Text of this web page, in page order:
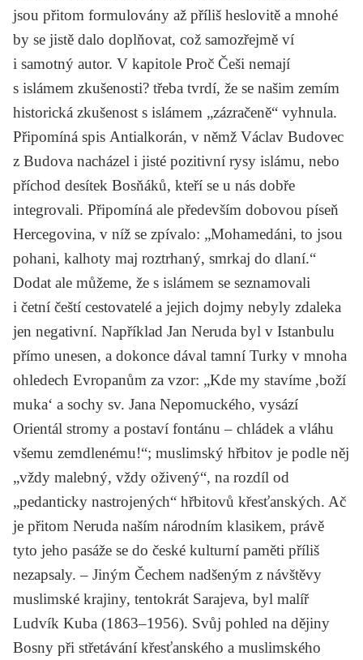
jsou přitom formulovány až příliš heslovitě a mnohé
by se jistě dalo doplňovat, což samozřejmě ví
i samotný autor. V kapitole Proč Češi nemají
s islámem zkušenosti? třeba tvrdí, že se našim zemím
historická zkušenost s islámem „zázračeně“ vyhnula.
Připomíná spis Antialkorán, v němž Václav Budovec
z Budova nacházel i jisté pozitivní rysy islámu, nebo
příchod desítek Bosňáků, kteří se u nás dobře
integrovali. Připomíná ale především dobovou píseň
Hercegovina, v níž se zpívalo: „Mohamedáni, to jsou
pohani, kalhoty maj roztrhaný, smrkaj do dlaní.“
Dodat ale můžeme, že s islámem se seznamovali
i četní čeští cestovatelé a jejich dojmy nebyly zdaleka
jen negativní. Například Jan Neruda byl v Istanbulu
přímo unesen, a dokonce dával tamní Turky v mnoha
ohledech Evropanům za vzor: „Kde my stavíme ,boží
muka‘ a sochy sv. Jana Nepomuckého, vysází
Orientál stromy a postaví fontánu – chládek a vláhu
všemu zemdlenému!“; muslimský hřbitov je podle něj
„vždy malebný, vždy oživený“, na rozdíl od
„pedanticky nastrojených“ hřbitovů křesťanských. Ač
je přitom Neruda naším národním klasikem, právě
tyto jeho pasáže se do české kulturní paměti příliš
nezapsaly. – Jiným Čechem nadšeným z návštěvy
muslimské krajiny, tentokrát Sarajeva, byl malíř
Ludvík Kuba (1863–1956). Svůj pohled na dějiny
Bosny při střetávání křesťanského a muslimského